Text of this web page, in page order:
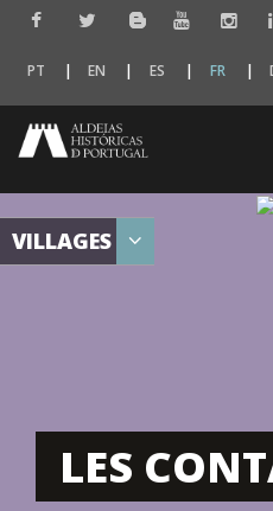
PT EN ES FR
VILLAGES
LES